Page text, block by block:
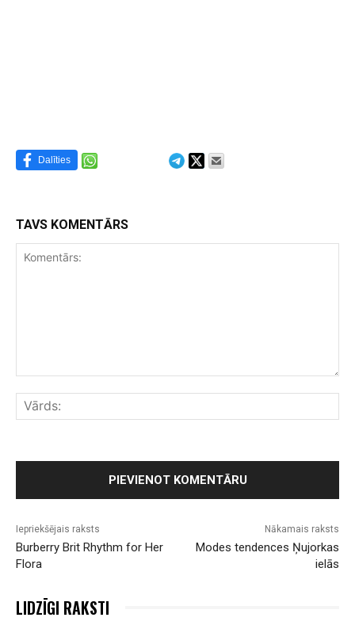
Dalīties
TAVS KOMENTĀRS
Iepriekšējais raksts
Burberry Brit Rhythm for Her
Flora
Nākamais raksts
Modes tendences Ņujorkas
ielās
LIDZĪGI RAKSTI